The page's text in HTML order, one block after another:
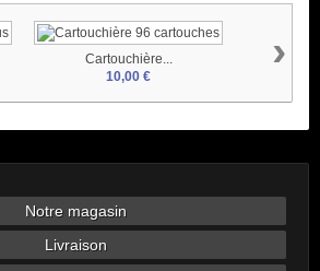
Cartouchière...
10,00 €
›
Notre magasin
Livraison